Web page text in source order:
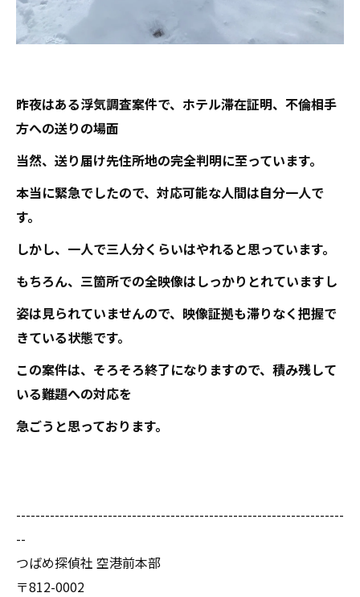
昨夜はある浮気調査案件で、ホテル滞在証明、不倫相手
方への送りの場面
当然、送り届け先住所地の完全判明に至っています。
本当に緊急でしたので、対応可能な人間は自分一人で
す。
しかし、一人で三人分くらいはやれると思っています。
もちろん、三箇所での全映像はしっかりとれていますし
姿は見られていませんので、映像証拠も滞りなく把握で
きている状態です。
この案件は、そろそろ終了になりますので、積み残して
いる難題への対応を
急ごうと思っております。
--------------------------------------------------------------------
--
つばめ探偵社 空港前本部
〒812-0002